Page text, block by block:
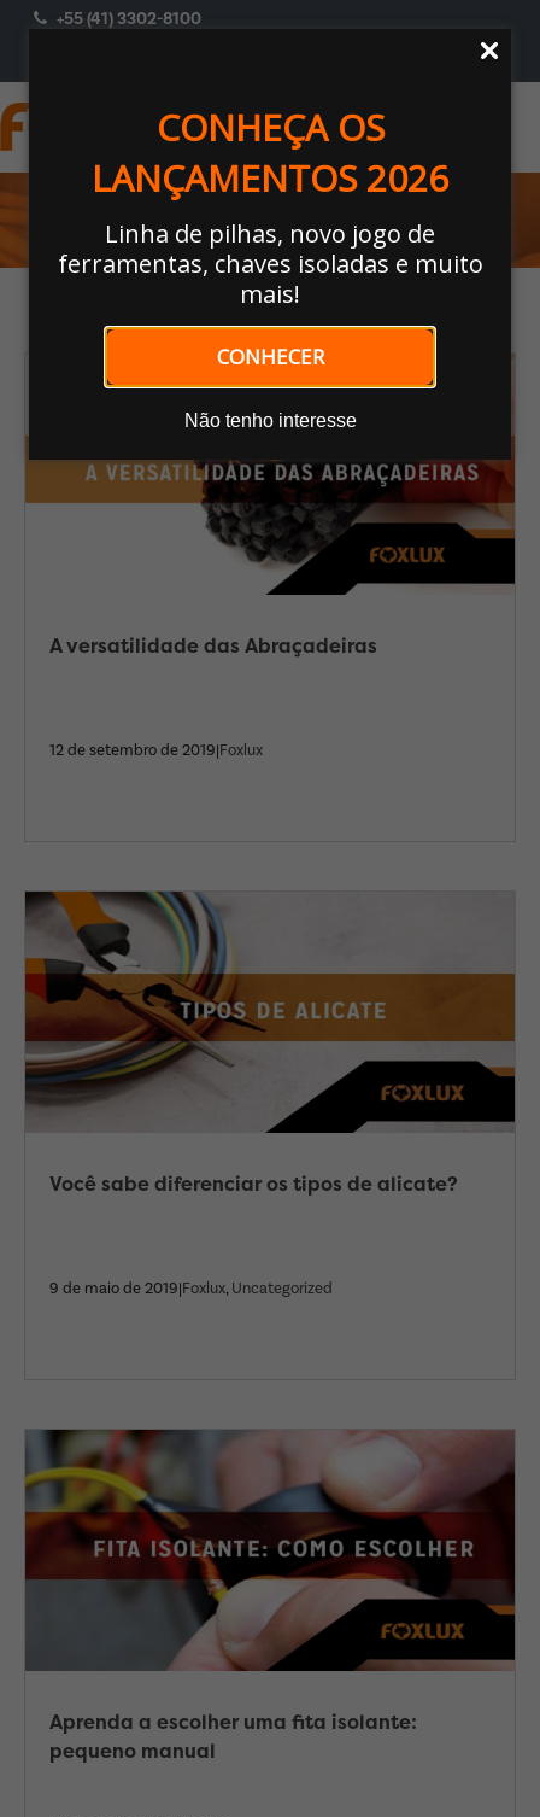
CONHEÇA OS
LANÇAMENTOS 2026
Linha de pilhas, novo jogo de
ferramentas, chaves isoladas e muito
mais!
CONHECER
Não tenho interesse
+55 (41) 3302-8100
CATEGORIA: FOXLUX
A versatilidade das Abraçadeiras
12 de setembro de 2019|Foxlux
Você sabe diferenciar os tipos de alicate?
9 de maio de 2019|Foxlux, Uncategorized
Aprenda a escolher uma fita isolante:
pequeno manual